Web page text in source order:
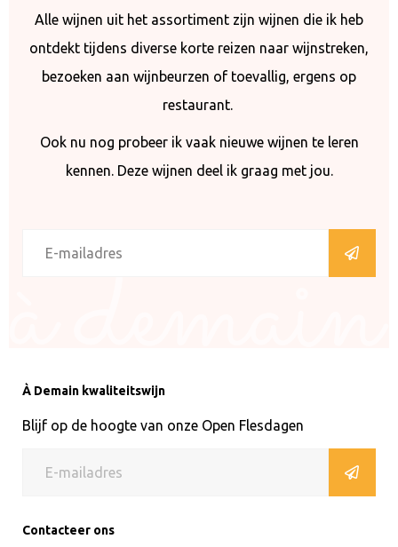
Alle wijnen uit het assortiment zijn wijnen die ik heb
ontdekt tijdens diverse korte reizen naar wijnstreken,
bezoeken aan wijnbeurzen of toevallig, ergens op
restaurant.
Ook nu nog probeer ik vaak nieuwe wijnen te leren
kennen. Deze wijnen deel ik graag met jou.
À Demain kwaliteitswijn
Blijf op de hoogte van onze Open Flesdagen
Contacteer ons